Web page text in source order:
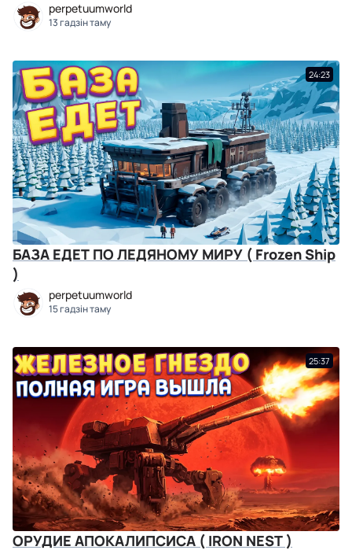
perpetuumworld
13 гадзін таму
24:23
БАЗА ЕДЕТ ПО ЛЕДЯНОМУ МИРУ ( Frozen Ship
)
perpetuumworld
15 гадзін таму
25:37
ОРУДИЕ АПОКАЛИПСИСА ( IRON NEST )